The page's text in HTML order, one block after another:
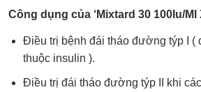
Được
xếp
0.0
Công dụng của ‘Mixtard 30 100Iu/Ml
Ðiều trị bệnh đái tháo đường týp I (
thuộc insulin ).
Điều trị đái tháo đường týp II khi